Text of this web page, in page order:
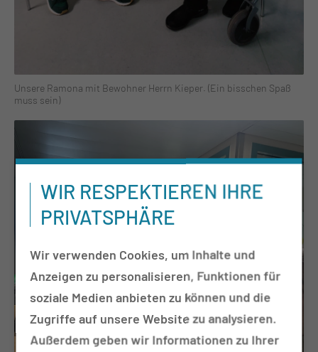
Unsere Ramona mit Bewohner Herrn Kieper. (Ein bisschen Spaß
muss sein)
WIR RESPEKTIEREN IHRE
PRIVATSPHÄRE
Wir verwenden Cookies, um Inhalte und
Anzeigen zu personalisieren, Funktionen für
soziale Medien anbieten zu können und die
Zugriffe auf unsere Website zu analysieren.
Außerdem geben wir Informationen zu Ihrer